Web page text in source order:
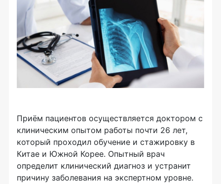
Приём пациентов осуществляется доктором с
клиническим опытом работы почти 26 лет,
который проходил обучение и стажировку в
Китае и Южной Корее. Опытный врач
определит клинический диагноз и устранит
причину заболевания на экспертном уровне.